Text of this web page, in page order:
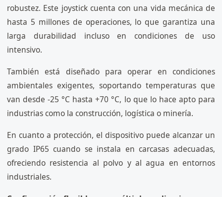
robustez. Este joystick cuenta con una vida mecánica de
hasta 5 millones de operaciones, lo que garantiza una
larga durabilidad incluso en condiciones de uso
intensivo.
También está diseñado para operar en condiciones
ambientales exigentes, soportando temperaturas que
van desde -25 °C hasta +70 °C, lo que lo hace apto para
industrias como la construcción, logística o minería.
En cuanto a protección, el dispositivo puede alcanzar un
grado IP65 cuando se instala en carcasas adecuadas,
ofreciendo resistencia al polvo y al agua en entornos
industriales.